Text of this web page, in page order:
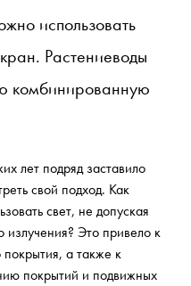
использовать
Растениеводы
комбинированную
лет подряд заставило
свой подход. Как
свет, не допуская
Это привело к
покрытия, а также к
покрытий и подвижных